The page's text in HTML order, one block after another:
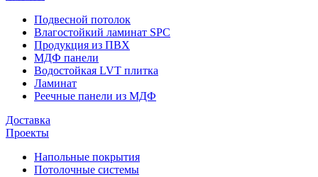
Подвесной потолок
Влагостойкий ламинат SPC
Продукция из ПВХ
МДФ панели
Водостойкая LVT плитка
Ламинат
Реечные панели из МДФ
Доставка
Проекты
Напольные покрытия
Потолочные системы